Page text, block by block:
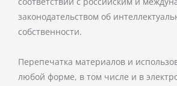
законодательством об
собственности.
Перепечатка материалов и
любой форме, в том числе и в